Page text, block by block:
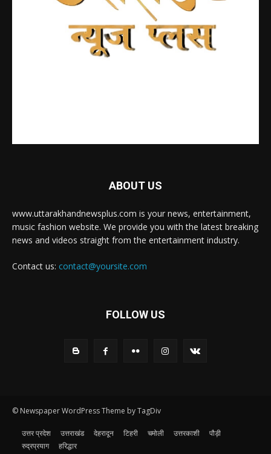
ABOUT US
www.uttarakhandnewsplus.com is your news, entertainment,
music fashion website. We provide you with the latest breaking
news and videos straight from the entertainment industry.
Contact us: contact@yoursite.com
FOLLOW US
© Newspaper WordPress Theme by TagDiv
उत्तर प्रदेश उत्तराखंड देहरादून टिहरी चमोली उत्तरकाशी
पौड़ी
रुद्रप्रयाग
हरिद्धार